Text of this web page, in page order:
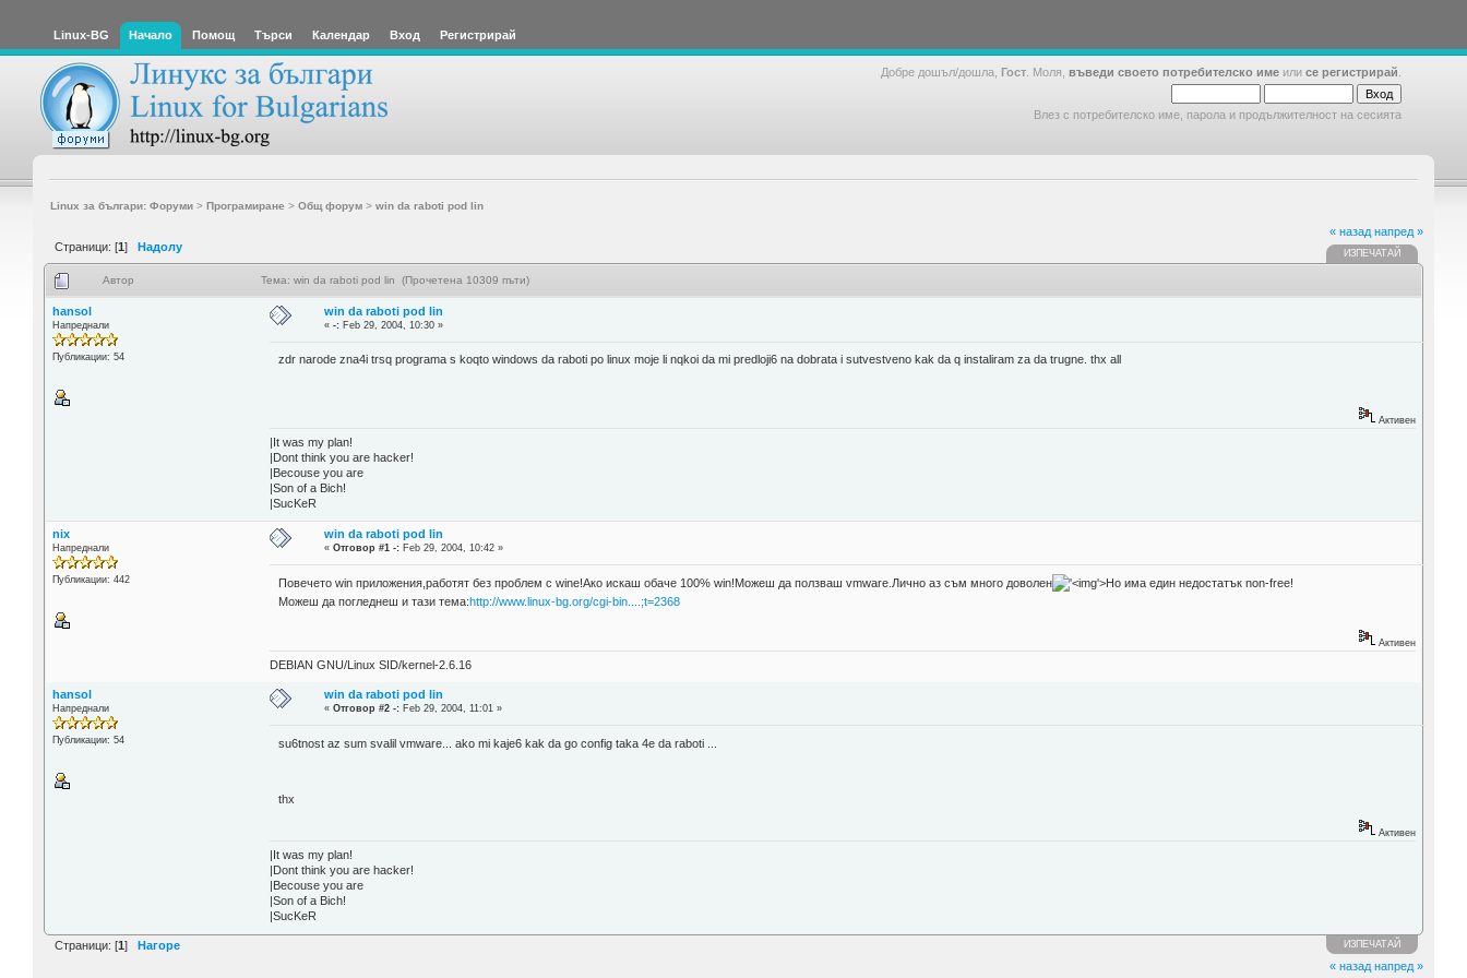
Linux-BG Начало Помощ Търси Календар Вход Регистрирай
Добре дошъл/дошла, Гост . Моля, въведи своето потребителско име или се регистрирай
Влез с потребителско име, парола и продължителност на сесията
Linux за българи: Форуми> Програмиране > Общ форум> win da raboti pod lin
Страници: [1] Надолу
« назад напред »
ИЗПЕЧАТАЙ
Автор Тема: win da raboti pod lin (Прочетена 10309 пъти)
hansol
Напреднали
Публикации: 54
win da raboti pod lin
«-: Feb 29, 2004, 10:30 »
zdr narode zna4i trsq programa s koqto windows da raboti po linux moje li nqkoi da mi predloji6 na dobrata i sutvestveno kak da q instaliram za da trugne. thx all
Активен
|It was my plan!
|Dont think you are hacker!
|Becouse you are
|Son of a Bich!
|SucKeR
nix
Напреднали
Публикации: 442
win da raboti pod lin
«Отговор #1 -: Feb 29, 2004, 10:42 »
Повечетo win приложения,работят без проблем с wine!Ако искаш обаче 100% win!Можеш да ползваш vmware.Лично аз съм много доволен '>Но има един недостатък non-free!
Можеш да погледнеш и тази тема:http://www.linux-bg.org/cgi-bin....;t=2368
Активен
DEBIAN GNU/Linux SID/kernel-2.6.16
hansol
Напреднали
Публикации: 54
win da raboti pod lin
«Отговор #2 -: Feb 29, 2004, 11:01 »
su6tnost az sum svalil vmware... ako mi kaje6 kak da go config taka 4e da raboti ...
thx
Активен
|It was my plan!
|Dont think you are hacker!
|Becouse you are
|Son of a Bich!
|SucKeR
Страници: [1] Нагоре ИЗПЕЧАТАЙ
« назад напред »